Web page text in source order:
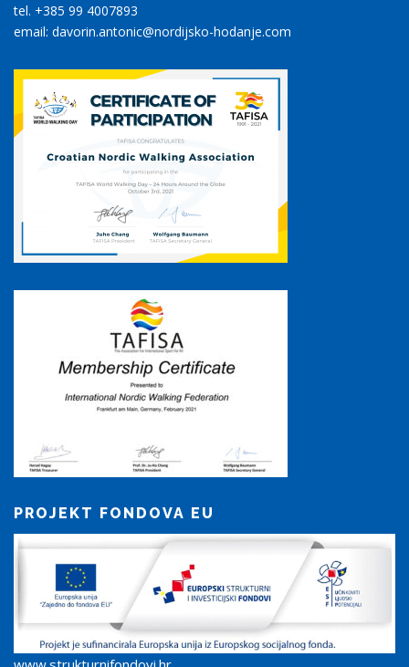
tel. +385 99 4007893
email: davorin.antonic@nordijsko-hodanje.com
PROJEKT FONDOVA EU